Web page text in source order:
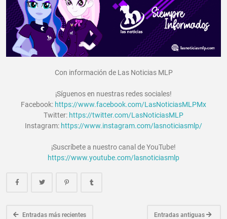
Con información de Las Noticias MLP
¡Síguenos en nuestras redes sociales!
Facebook: https://www.facebook.com/LasNoticiasMLPMx
Twitter: https://twitter.com/LasNoticiasMLP
Instagram: https://www.instagram.com/lasnoticiasmlp/
¡Suscríbete a nuestro canal de YouTube!
https://www.youtube.com/lasnoticiasmlp
Entradas más recientes Entradas antiguas